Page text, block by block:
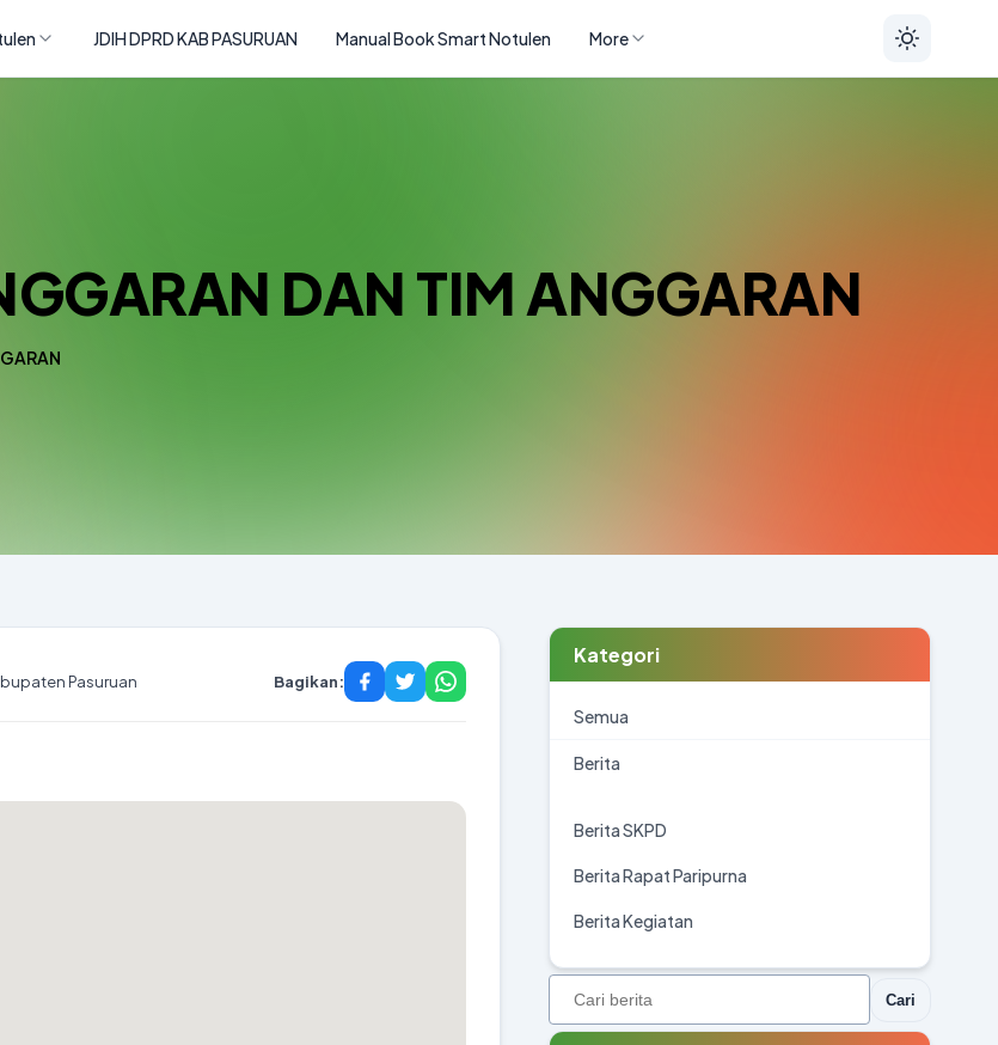
JDIH DPRD KAB PASURUAN Manual Book Smart Notulen More
DAN TIM ANGGARAN
Pasuruan Bagikan:
Kategori
Semua
Berita
Berita SKPD
Berita Rapat Paripurna
Berita Kegiatan
Cari